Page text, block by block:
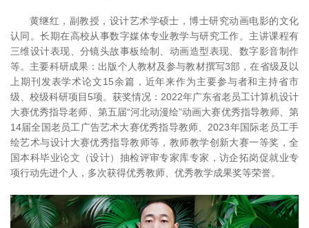
黄继红，副教授，设计艺术学硕士，博士研究动画电影的文化
认同。长期在高校从事数字媒体专业教学与研究工作。主讲课程有
三维设计表现、分镜头故事板绘制、动画造型表现、数字影音制作
等。主要科研成果：出版个人教材及参与教材撰写3部，在省级及以
上期刊发表学术论文15余篇，近年来作为主要参与者和主持省市
级、校级科研项目5项。获奖情况：2022年广东省老员工计算机设计
大赛优秀指导老师、第五届“河北动漫绘”动画大赛优秀指导教师、第
14届全国老员工广告艺术大赛优秀指导教师、2023年国际老员工手
绘艺术与设计大赛优秀指导教师等，教师教学创新大赛一等奖，全
国本科毕业论文（设计）抽检评审专家库专家，访企拓岗促就业专
项行动先进个人，多次获得优秀教师、优秀教学成果奖等荣誉。